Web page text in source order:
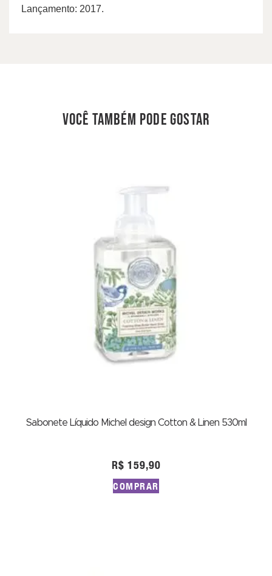
Lançamento: 2017.
você também pode gostar
Sabonete Líquido Michel design Cotton & Linen 530ml
R$ 159,90
COMPRAR